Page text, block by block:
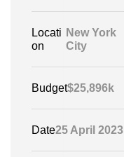
Locati
on
New York
City
Budget$25,896k
Date25 April 2023